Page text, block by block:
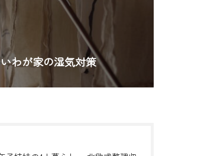
わが家の湿気対策